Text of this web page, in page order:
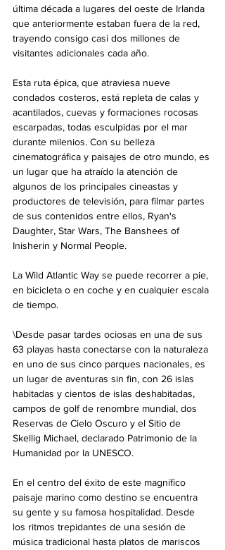
última década a lugares del oeste de Irlanda
que anteriormente estaban fuera de la red,
trayendo consigo casi dos millones de
visitantes adicionales cada año.
Esta ruta épica, que atraviesa nueve
condados costeros, está repleta de calas y
acantilados, cuevas y formaciones rocosas
escarpadas, todas esculpidas por el mar
durante milenios. Con su belleza
cinematográfica y paisajes de otro mundo, es
un lugar que ha atraído la atención de
algunos de los principales cineastas y
productores de televisión, para filmar partes
de sus contenidos entre ellos, Ryan's
Daughter, Star Wars, The Banshees of
Inisherin y Normal People.
La Wild Atlantic Way se puede recorrer a pie,
en bicicleta o en coche y en cualquier escala
de tiempo.
\Desde pasar tardes ociosas en una de sus
63 playas hasta conectarse con la naturaleza
en uno de sus cinco parques nacionales, es
un lugar de aventuras sin fin, con 26 islas
habitadas y cientos de islas deshabitadas,
campos de golf de renombre mundial, dos
Reservas de Cielo Oscuro y el Sitio de
Skellig Michael, declarado Patrimonio de la
Humanidad por la UNESCO.
En el centro del éxito de este magnífico
paisaje marino como destino se encuentra
su gente y su famosa hospitalidad. Desde
los ritmos trepidantes de una sesión de
música tradicional hasta platos de mariscos